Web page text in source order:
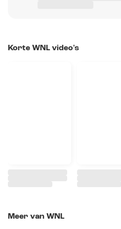
Korte WNL video's
Meer van WNL